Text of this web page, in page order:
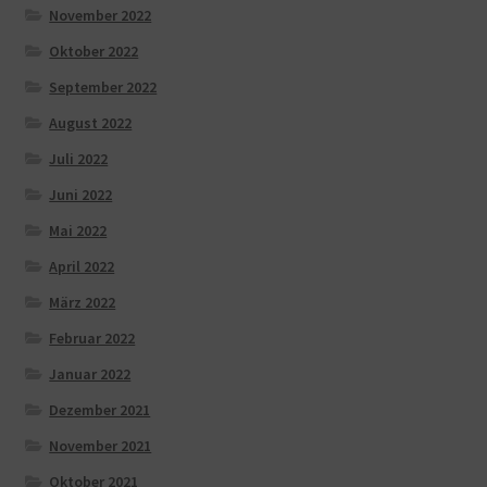
November 2022
Oktober 2022
September 2022
August 2022
Juli 2022
Juni 2022
Mai 2022
April 2022
März 2022
Februar 2022
Januar 2022
Dezember 2021
November 2021
Oktober 2021